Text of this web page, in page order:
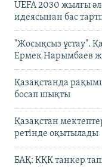
UEFA 2030 жылғы
идеясынан бас
"Жосықсыз ұстау".
Ермек Нарымбаев
Қазақстанда
босап шықты
Қазақстан
ретінде оқытылады
БАҚ: КҚК танкер